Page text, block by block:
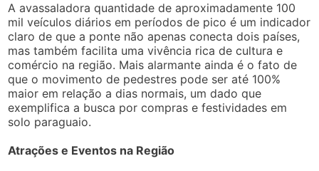
A avassaladora quantidade de aproximadamente 100
mil veículos diários em períodos de pico é um indicador
claro de que a ponte não apenas conecta dois países,
mas também facilita uma vivência rica de cultura e
comércio na região. Mais alarmante ainda é o fato de
que o movimento de pedestres pode ser até 100%
maior em relação a dias normais, um dado que
exemplifica a busca por compras e festividades em
solo paraguaio.
Atrações e Eventos na Região